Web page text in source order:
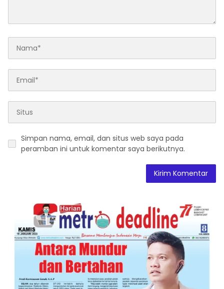
Simpan nama, email, dan situs web saya pada
peramban ini untuk komentar saya berikutnya.